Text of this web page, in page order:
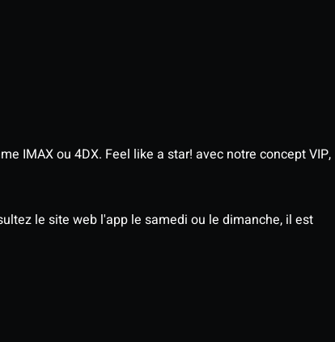
IMAX ou 4DX. Feel like a star! avec notre concept VIP,
le site web l'app le samedi ou le dimanche, il est